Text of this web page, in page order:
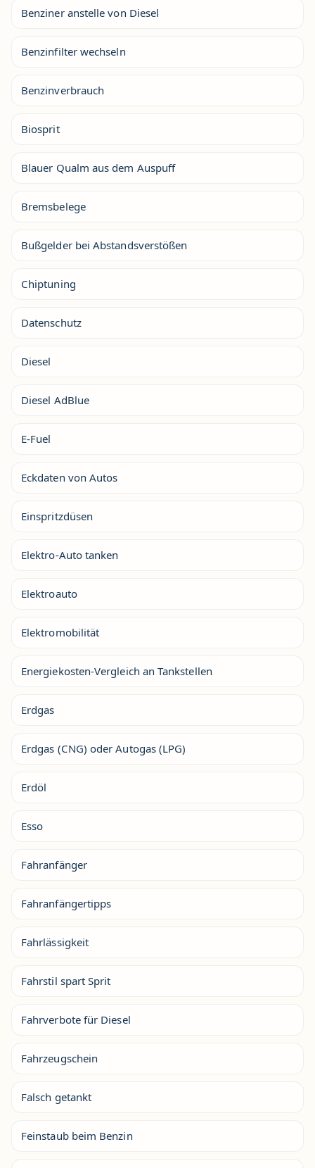
Benziner anstelle von Diesel
Benzinfilter wechseln
Benzinverbrauch
Biosprit
Blauer Qualm aus dem Auspuff
Bremsbelege
Bußgelder bei Abstandsverstößen
Chiptuning
Datenschutz
Diesel
Diesel AdBlue
E-Fuel
Eckdaten von Autos
Einspritzdüsen
Elektro-Auto tanken
Elektroauto
Elektromobilität
Energiekosten-Vergleich an Tankstellen
Erdgas
Erdgas (CNG) oder Autogas (LPG)
Erdöl
Esso
Fahranfänger
Fahranfängertipps
Fahrlässigkeit
Fahrstil spart Sprit
Fahrverbote für Diesel
Fahrzeugschein
Falsch getankt
Feinstaub beim Benzin